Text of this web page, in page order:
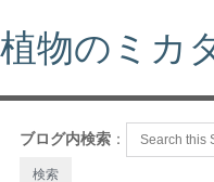
植物のミカ
ブログ内検索 ：